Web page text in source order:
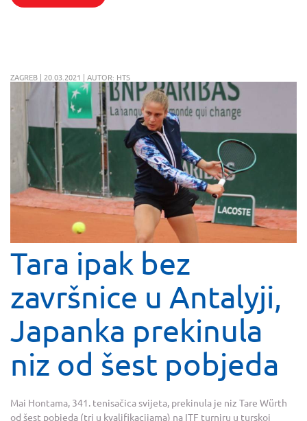
ZAGREB | 20.03.2021 | AUTOR: HTS
Tara ipak bez
završnice u Antalyji,
Japanka prekinula
niz od šest pobjeda
Mai Hontama, 341. tenisačica svijeta, prekinula je niz Tare Würth
od šest pobjeda (tri u kvalifikacijama) na ITF turniru u turskoj